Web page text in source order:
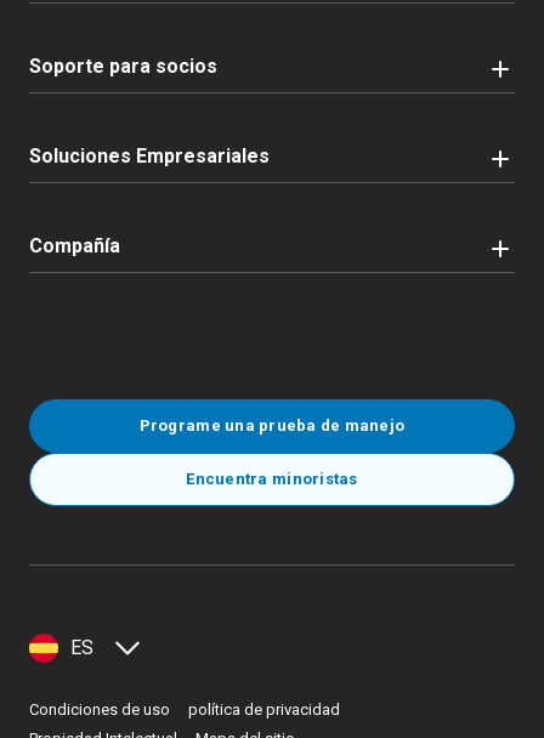
Soporte para socios
Soluciones Empresariales
Compañía
Programe una prueba de manejo
Encuentra minoristas
ES
Condiciones de uso
política de privacidad